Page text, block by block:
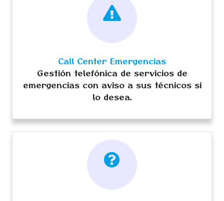
Call Center Emergencias
Gestión telefónica de servicios de
emergencias con aviso a sus técnicos si
lo desea.